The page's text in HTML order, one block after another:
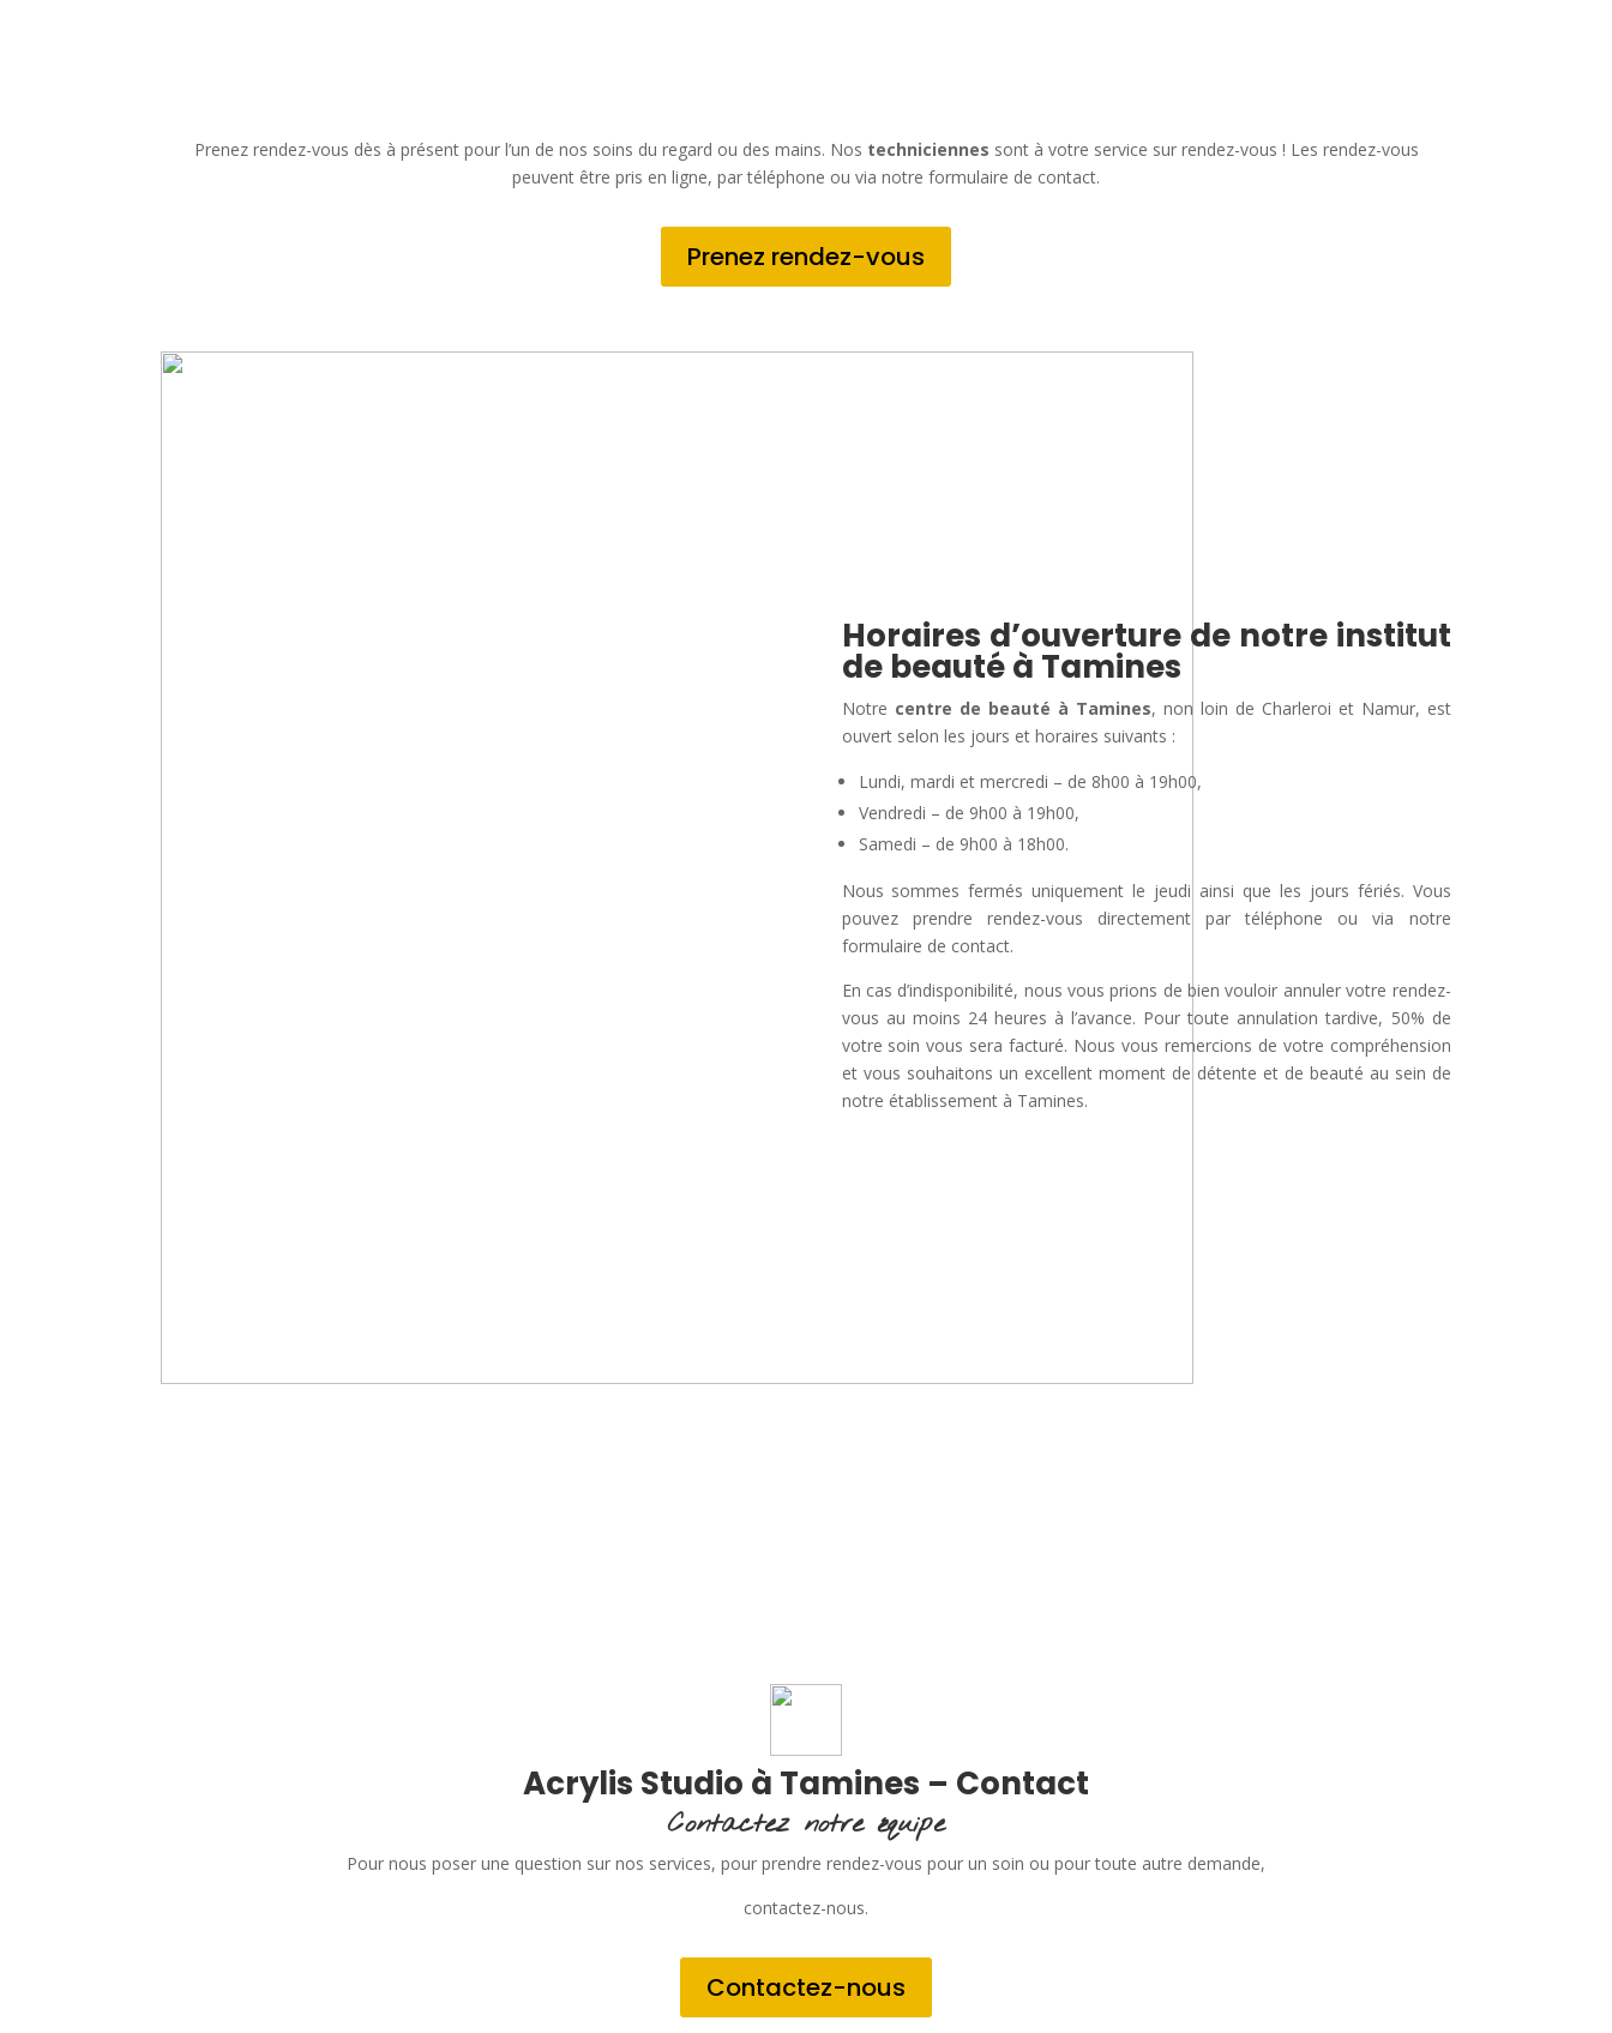
Prenez rendez-vous dès à présent pour l’un de nos soins du regard ou des mains. Nos techniciennes sont à votre service sur rendez-vous ! Les rendez-vous
peuvent être pris en ligne, par téléphone ou via notre formulaire de contact.
Prenez rendez-vous
Horaires d’ouverture de notre institut
de beauté à Tamines
Notre centre de beauté à Tamines, non loin de Charleroi et Namur, est
ouvert selon les jours et horaires suivants :
Lundi, mardi et mercredi – de 8h00 à 19h00,
Vendredi – de 9h00 à 19h00,
Samedi – de 9h00 à 18h00.
Nous sommes fermés uniquement le jeudi ainsi que les jours fériés. Vous
pouvez prendre rendez-vous directement par téléphone ou via notre
formulaire de contact.
En cas d’indisponibilité, nous vous prions de bien vouloir annuler votre rendez-
vous au moins 24 heures à l’avance. Pour toute annulation tardive, 50% de
votre soin vous sera facturé. Nous vous remercions de votre compréhension
et vous souhaitons un excellent moment de détente et de beauté au sein de
notre établissement à Tamines.
Acrylis Studio à Tamines – Contact
Contactez notre équipe
Pour nous poser une question sur nos services, pour prendre rendez-vous pour un soin ou pour toute autre demande,
contactez-nous.
Contactez-nous